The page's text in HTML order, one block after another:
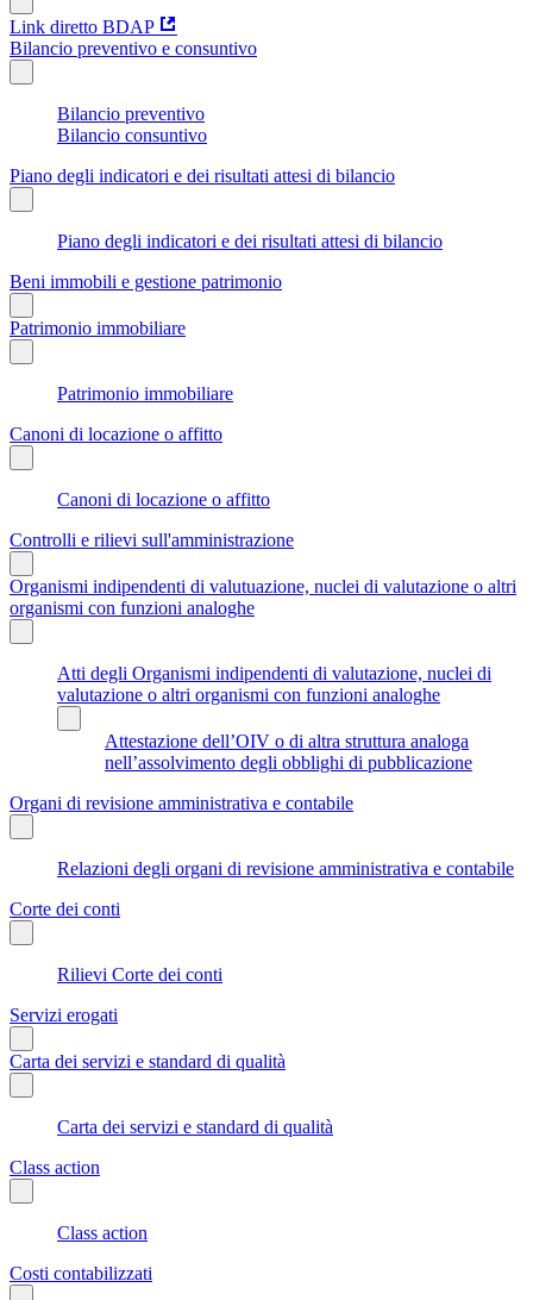
Link diretto BDAP
Bilancio preventivo e consuntivo
Bilancio preventivo
Bilancio consuntivo
Piano degli indicatori e dei risultati attesi di bilancio
Piano degli indicatori e dei risultati attesi di bilancio
Beni immobili e gestione patrimonio
Patrimonio immobiliare
Patrimonio immobiliare
Canoni di locazione o affitto
Canoni di locazione o affitto
Controlli e rilievi sull'amministrazione
Organismi indipendenti di valutuazione, nuclei di valutazione o altri
organismi con funzioni analoghe
Atti degli Organismi indipendenti di valutazione, nuclei di
valutazione o altri organismi con funzioni analoghe
Attestazione dell’OIV o di altra struttura analoga
nell’assolvimento degli obblighi di pubblicazione
Organi di revisione amministrativa e contabile
Relazioni degli organi di revisione amministrativa e contabile
Corte dei conti
Rilievi Corte dei conti
Servizi erogati
Carta dei servizi e standard di qualità
Carta dei servizi e standard di qualità
Class action
Class action
Costi contabilizzati